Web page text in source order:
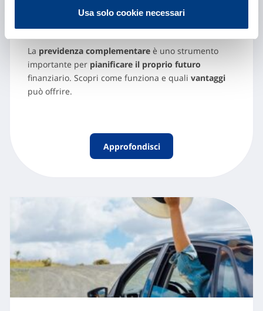
Usa solo cookie necessari
Previdenza complementare: cos’è e
come funziona
La previdenza complementare è uno strumento
importante per pianificare il proprio futuro
finanziario. Scopri come funziona e quali vantaggi
può offrire.
Approfondisci